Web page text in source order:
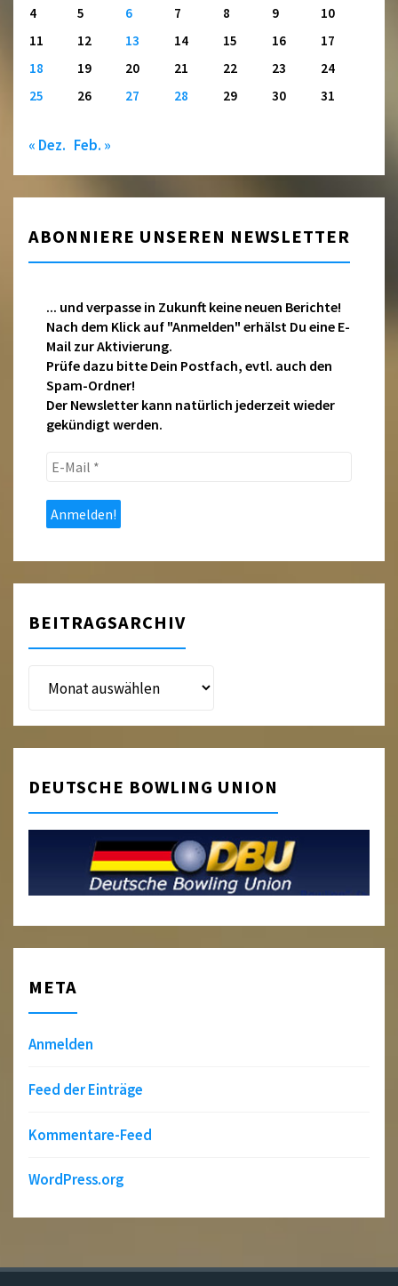
4
5 6 7 8 9
10
11
12 13 14 15 16
17
18
19 20 21 22 23
24
25
26 27 28 29 30 31
« Dez. Feb. »
ABONNIERE UNSEREN NEWSLETTER
... und verpasse in Zukunft keine neuen Berichte!
Nach dem Klick auf "Anmelden" erhälst Du eine E-
Mail zur Aktivierung.
Prüfe dazu bitte Dein Postfach, evtl. auch den
Spam-Ordner!
Der Newsletter kann natürlich jederzeit wieder
gekündigt werden.
E-
*
BEITRAGSARCHIV
Beitragsarchiv
DEUTSCHE BOWLING UNION
META
Anmelden
Feed der Einträge
Kommentare-Feed
WordPress.org